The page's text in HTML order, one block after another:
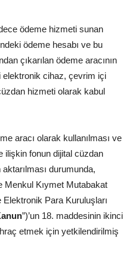
ödeme hizmeti sunan
ödeme hesabı ve bu
çıkarılan ödeme aracının
elektronik cihaz, çevrim içi
hizmeti olarak kabul
aracı olarak kullanılması ve
ilişkin fonun dijital cüzdan
durumunda,
Menkul Kıymet Mutabakat
Para Kuruluşları
”)’un 18. maddesinin ikinci
etmek için yetkilendirilmiş